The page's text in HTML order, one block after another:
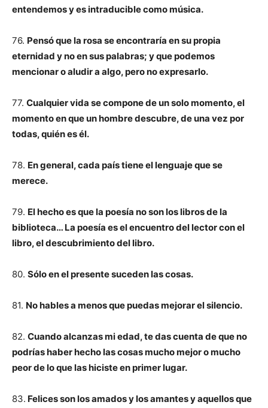
entendemos y es intraducible como música.
76. Pensó que la rosa se encontraría en su propia
eternidad y no en sus palabras; y que podemos
mencionar o aludir a algo, pero no expresarlo.
77. Cualquier vida se compone de un solo momento, el
momento en que un hombre descubre, de una vez por
todas, quién es él.
78. En general, cada país tiene el lenguaje que se
merece.
79. El hecho es que la poesía no son los libros de la
biblioteca… La poesía es el encuentro del lector con el
libro, el descubrimiento del libro.
80. Sólo en el presente suceden las cosas.
81. No hables a menos que puedas mejorar el silencio.
82. Cuando alcanzas mi edad, te das cuenta de que no
podrías haber hecho las cosas mucho mejor o mucho
peor de lo que las hiciste en primer lugar.
83. Felices son los amados y los amantes y aquellos que